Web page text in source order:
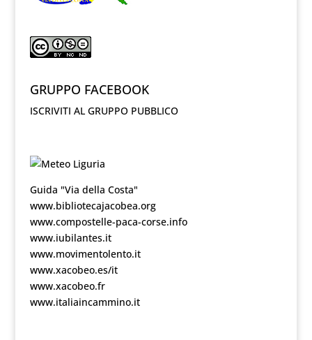
GRUPPO FACEBOOK
ISCRIVITI AL GRUPPO PUBBLICO
Guida "Via della Costa"
www.bibliotecajacobea.org
www.compostelle-paca-corse.info
www.iubilantes.it
www.movimentolento.it
www.xacobeo.es/it
www.xacobeo.fr
www.italiaincammino.it